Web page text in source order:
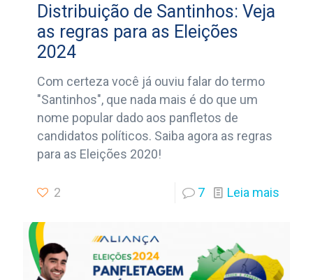
Distribuição de Santinhos: Veja
as regras para as Eleições
2024
Com certeza você já ouviu falar do termo
"Santinhos", que nada mais é do que um
nome popular dado aos panfletos de
candidatos políticos. Saiba agora as regras
para as Eleições 2020!
2 7 Leia mais